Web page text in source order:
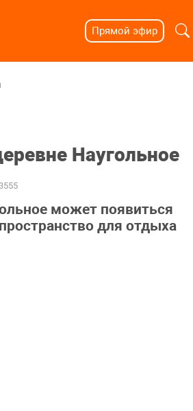
Прямой эфир
Наугольное
может появиться
для отдыха